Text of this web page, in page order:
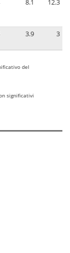
8.1 12.3
3.9 3
del
significativi